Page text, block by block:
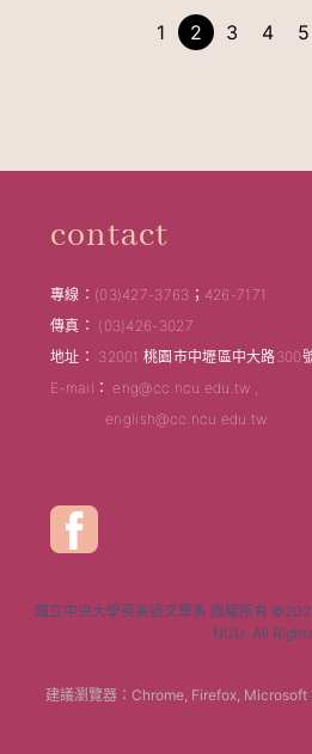
1 2 3 4 5
contact
專線：(03)427-3763；426-7171
傳真： (03)426-3027
地址： 32001 桃園市中壢區中大路300
E-mail： eng@cc.ncu.edu.tw ,
english@cc.ncu.edu.tw
國立中央大學英美語文學系 版權所有
NCU. All
建議瀏覽器：Chrome, Firefox, Microsoft